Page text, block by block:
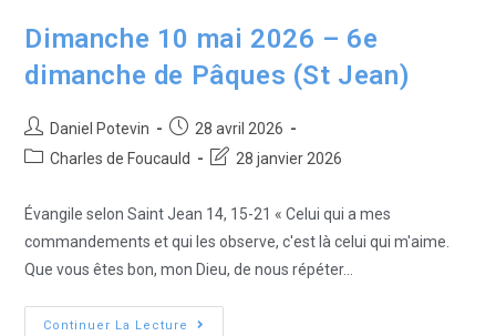
Dimanche 10 mai 2026 – 6e
dimanche de Pâques (St Jean)
Daniel Potevin
28 avril 2026
Charles de Foucauld
28 janvier 2026
Évangile selon Saint Jean 14, 15-21 « Celui qui a mes
commandements et qui les observe, c'est là celui qui m'aime.
Que vous êtes bon, mon Dieu, de nous répéter…
Continuer La Lecture